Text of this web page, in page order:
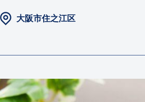
大阪市住之江区